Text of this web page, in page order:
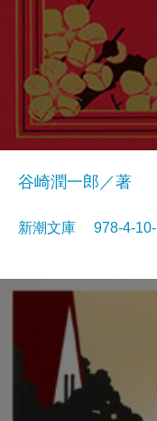
谷崎潤一郎／著
新潮文庫 978-4-